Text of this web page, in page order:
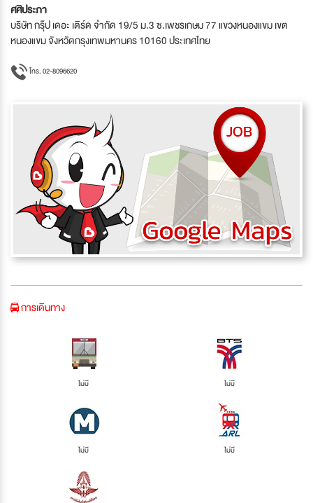
ศศิประภา
บริษัท กรุ๊ป เดอะ เติร์ด จำกัด 19/5 ม.3 ซ.เพชรเกษม 77 แขวงหนองแขม เขต
หนองแขม จังหวัดกรุงเทพมหานคร 10160 ประเทศไทย
โทร. 02-8096620
การเดินทาง
ไม่มี ไม่มี
ไม่มี ไม่มี